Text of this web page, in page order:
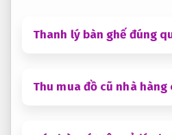
Thanh lý bàn ghế đúng
Thu mua đồ cũ nhà